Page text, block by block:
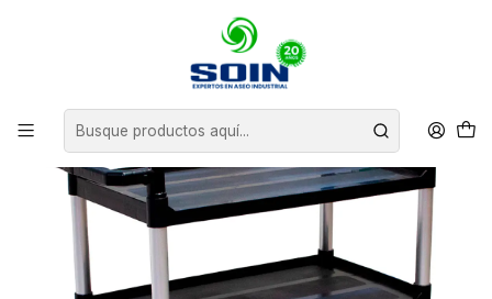
CARROS DE ASEO
CARRO NEGRO - 85KG - 82x47x23cm